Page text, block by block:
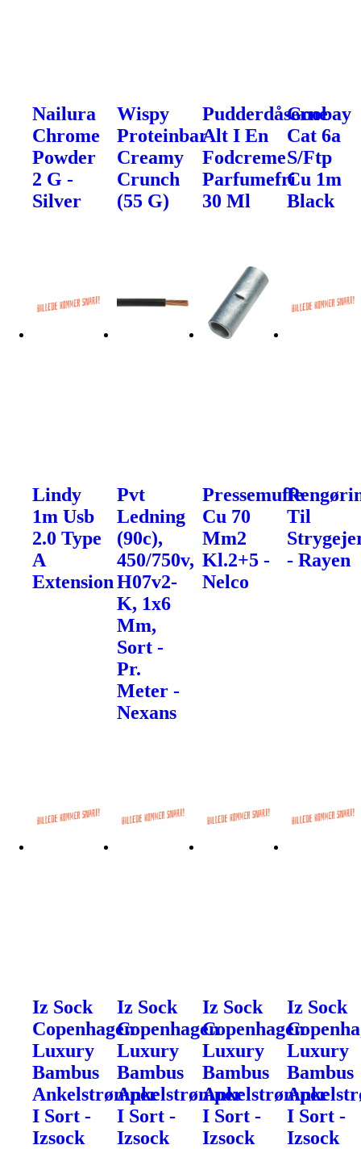
Nailura
Chrome
Powder
2 G -
Silver
Wispy
Proteinbar
Creamy
Crunch
(55 G)
Pudderdåserne
Alt I En
Fodcreme
Parfumefri
30 Ml
Goobay
Cat 6a
S/Ftp
Cu 1m
Black
Lindy
1m Usb
2.0 Type
A
Extension
Pvt
Ledning
(90c),
450/750v,
H07v2-
K, 1x6
Mm,
Sort -
Pr.
Meter -
Nexans
Pressemuffe
Cu 70
Mm2
Kl.2+5 -
Nelco
Til
- Rayen
Iz Sock
Copenhagen
Luxury
Bambus
Ankelstrømper
I Sort -
Izsock
Iz Sock
Copenhagen
Luxury
Bambus
Ankelstrømper
I Sort -
Izsock
Iz Sock
Copenhagen
Luxury
Bambus
Ankelstrømper
I Sort -
Izsock
Iz Sock
Luxury
Bambus
I Sort -
Izsock